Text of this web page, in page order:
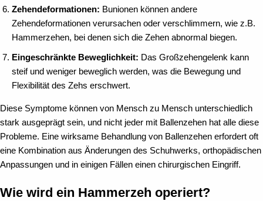
Zehendeformationen: Bunionen können andere
Zehendeformationen verursachen oder verschlimmern, wie z.B.
Hammerzehen, bei denen sich die Zehen abnormal biegen.
Eingeschränkte Beweglichkeit: Das Großzehengelenk kann
steif und weniger beweglich werden, was die Bewegung und
Flexibilität des Zehs erschwert.
Diese Symptome können von Mensch zu Mensch unterschiedlich
stark ausgeprägt sein, und nicht jeder mit Ballenzehen hat alle diese
Probleme. Eine wirksame Behandlung von Ballenzehen erfordert oft
eine Kombination aus Änderungen des Schuhwerks, orthopädischen
Anpassungen und in einigen Fällen einen chirurgischen Eingriff.
Wie wird ein Hammerzeh operiert?